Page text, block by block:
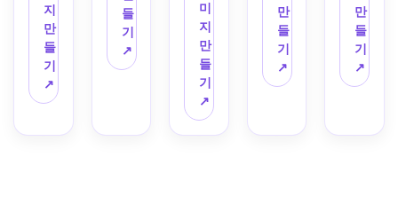
먼지
많은
장미
팔레
부드
빈티
된 곡
따뜻
한 세
결과
는 프
리미
빈티
지,
로고
를 읽
기 쉽
균형
는 신
비로
운 구
성을
추가
하여
낭만
적인
아르
누보
모노
을 제
지
만
들
기
↗
간판
을 디
자인
하세
들
기
↗
힌 빈
티지
초콜
릿 상
자 제
목을
생성
하세
미
지
만
들
기
↗
현대
아르
누보
워드
마크
만
들
기
↗
차분
한 중
립적
인 배
경이
만
들
기
↗